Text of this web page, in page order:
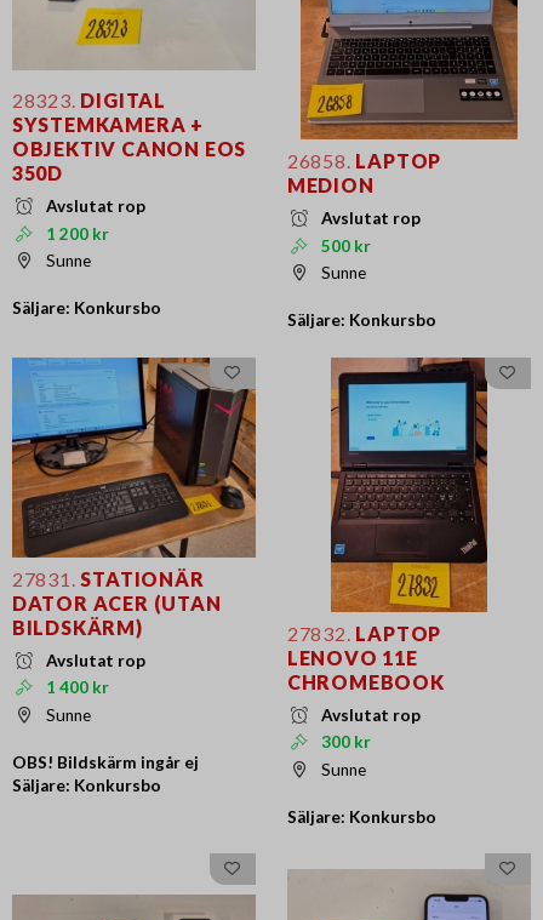
28323. DIGITAL
SYSTEMKAMERA +
OBJEKTIV CANON EOS
350D
Avslutat rop
1 200 kr
Sunne
Säljare: Konkursbo
26858. LAPTOP
MEDION
Avslutat rop
500 kr
Sunne
Säljare: Konkursbo
27831. STATIONÄR
DATOR ACER (UTAN
BILDSKÄRM)
Avslutat rop
1 400 kr
Sunne
OBS! Bildskärm ingår ej
Säljare: Konkursbo
27832. LAPTOP
LENOVO 11E
CHROMEBOOK
Avslutat rop
300 kr
Sunne
Säljare: Konkursbo